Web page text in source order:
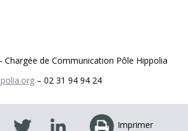
Chargée de Communication Pôle Hippolia
– 02 31 94 94 24
Imprimer